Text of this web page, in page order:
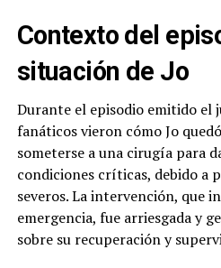
Contexto del
situación de Jo
Durante el episodio emitido el
fanáticos vieron cómo Jo
someterse a una cirugía para
condiciones críticas, debido a
severos. La intervención, que
emergencia, fue arriesgada y
sobre su recuperación y